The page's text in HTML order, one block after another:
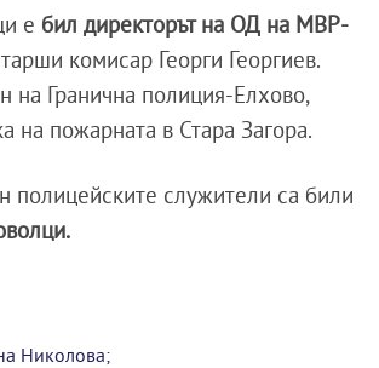
е бил директорът на ОД на МВР-
комисар Георги Георгиев.
на Гранична полиция-Елхово,
на пожарната в Стара Загора.
полицейските служители са били
Николова;